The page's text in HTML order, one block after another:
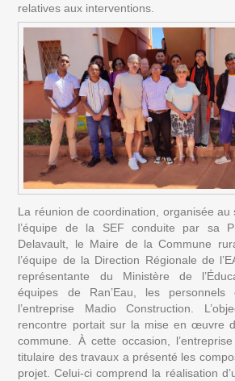
relatives aux interventions.
La réunion de coordination, organisée au
l’équipe de la SEF conduite par sa
Delavault, le Maire de la Commune
l’équipe de la Direction Régionale de
représentante du Ministère de
équipes de Ran’Eau, les
l’entreprise Madio Construction.
rencontre portait sur la mise en œuvre
commune. À cette occasion,
titulaire des travaux a présenté les
projet. Celui-ci comprend la réalisation